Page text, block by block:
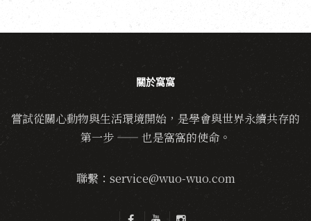
關於窩窩
嘗試從關心動物與生活環境開始，是學會與世界永續共存的
第一步 —— 也是窩窩的使命。
聯繫：service@wuo-wuo.com